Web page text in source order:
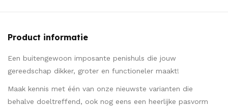
Product informatie
Een buitengewoon imposante penishuls die jouw
gereedschap dikker, groter en functioneler maakt!
Maak kennis met één van onze nieuwste varianten die
behalve doeltreffend, ook nog eens een heerlijke pasvorm